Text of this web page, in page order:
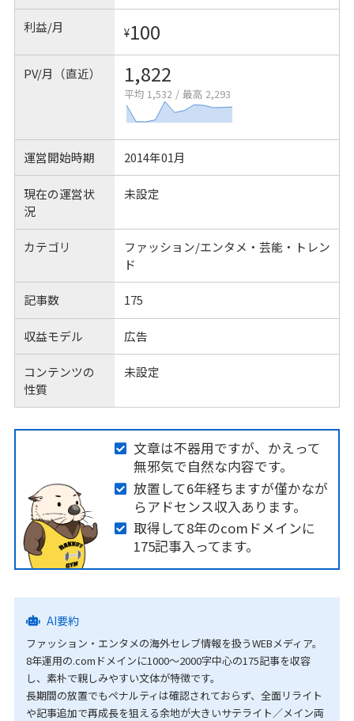
利益/月 ¥100
PV/月（直近） 1,822
平均 1,532 / 最高 2,293
運営開始時期 2014年01月
現在の運営状
況
未設定
カテゴリ
ファッション/エンタメ・芸能・トレン
ド
記事数 175
収益モデル 広告
コンテンツの
性質
未設定
文章は不器用ですが、かえって
無邪気で自然な内容です。
放置して6年経ちますが僅かなが
らアドセンス収入あります。
取得して8年のcomドメインに
175記事入ってます。
AI要約
ファッション・エンタメの海外セレブ情報を扱うWEBメディア。
8年運用の.comドメインに1000〜2000字中心の175記事を収容
し、素朴で親しみやすい文体が特徴です。
長期間の放置でもペナルティは確認されておらず、全面リライト
や記事追加で再成長を狙える余地が大きいサテライト／メイン両